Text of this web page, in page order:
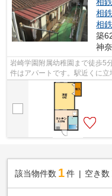
相
相
相
築
神
岩崎学園附属幼稚園まで徒歩5
件はアパートです。駅近くに
す。最上階のアパートです。相
該当物件数 1件 空き数